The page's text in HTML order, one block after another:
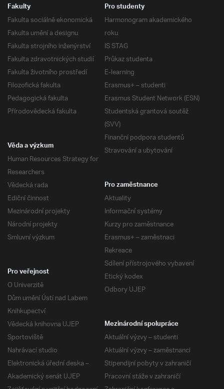
Fakulty
Fakulta sociálně ekonomická
Fakulta umění a designu
Fakulta strojního inženýrství
Fakulta zdravotnických studií
Fakulta životního prostředí
Filozofická fakulta
Pedagogická fakulta
Přírodovědecká fakulta
Pro studenty
Harmonogram akademického
roku
IS STAG
Průkaz studenta
E-learning
Erasmus+ – studenti
Erasmus Student Network (ESN)
Studentská grantová soutěž
(SVV)
Finanční podpora studentů
Stravování a ubytování
Věda a výzkum
Human Resources Strategy for
Researchers
Vědecká rada
Ediční činnost
Mezinárodní projekty
Národní projekty
Smluvní výzkum
Pro zaměstnance
Aktuality
Informační systémy
Kurzy pro zaměstnance
Erasmus+ – zaměstnaci
Rekreace
Sdílení přístrojového vybavení
Etický kodex
Odbory UJEP
Pro veřejnost
O Univerzitě
Dům umění Ústí nad Labem
Knihkupectví
Vědecká knihovna UJEP
Sportoviště
Nahrávací studio
Elektronická úřední deska –
Akademický senát UJEP
Mezinárodní spolupráce
Aktuální výzvy – studenti
Aktuální výzvy – zaměstnanci
Stipendijní pobyty v zahraničí
Pracovní stáže v zahraničí